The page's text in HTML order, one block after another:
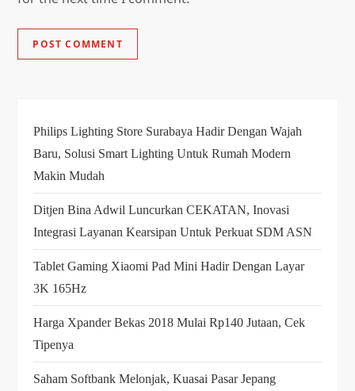
Philips Lighting Store Surabaya Hadir Dengan Wajah
Baru, Solusi Smart Lighting Untuk Rumah Modern
Makin Mudah
Ditjen Bina Adwil Luncurkan CEKATAN, Inovasi
Integrasi Layanan Kearsipan Untuk Perkuat SDM ASN
Tablet Gaming Xiaomi Pad Mini Hadir Dengan Layar
3K 165Hz
Harga Xpander Bekas 2018 Mulai Rp140 Jutaan, Cek
Tipenya
Saham Softbank Melonjak, Kuasai Pasar Jepang